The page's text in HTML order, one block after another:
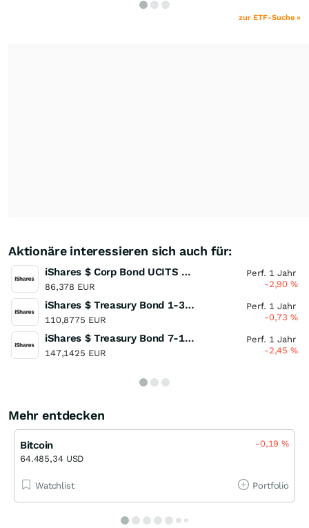
zur ETF-Suche »
Aktionäre interessieren sich auch für:
iShares $ Corp Bond UCITS ETF USD (Dist)
86,378 EUR
Perf. 1 Jahr
-2,90%
iShares $ Treasury Bond 1-3yr UCITS ETF
110,8775 EUR
Perf. 1 Jahr
-0,73%
iShares $ Treasury Bond 7-10yr UCITS ETF
147,1425 EUR
Perf. 1 Jahr
-2,45%
Mehr entdecken
Bitcoin
64.485,34 USD
-0,19%
Watchlist Portfolio